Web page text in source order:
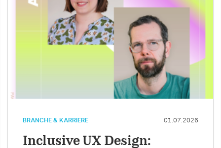
BRANCHE & KARRIERE 01.07.2026
Inclusive UX Design: